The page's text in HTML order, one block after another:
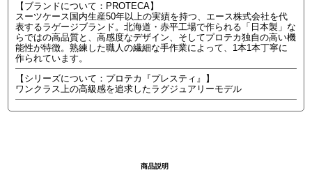
【ブランドについて：PROTECA】
スーツケース国内生産50年以上の実績を持つ、エース株式会社を代
表するラゲージブランド。北海道・赤平工場で作られる「日本製」な
らではの高品質と、高感度なデザイン、そしてプロテカ独自の高い機
能性が特徴。熟練した職人の繊細な手作業によって、1本1本丁寧に
作られています。
【シリーズについて：プロテカ『プレスティ』】
ワンクラス上の高級感を追求したラグジュアリーモデル
商品説明